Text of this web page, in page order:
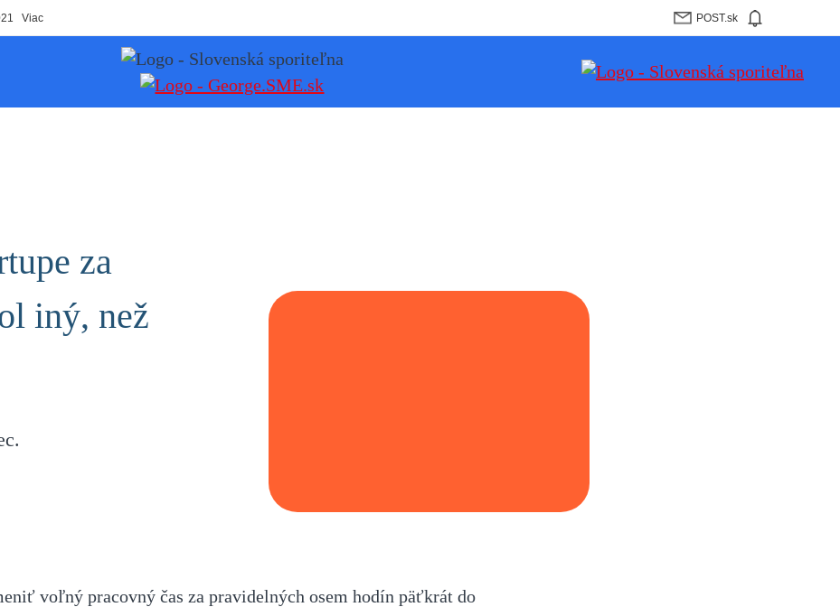
Viac POST.sk
za
iný, než
voľný pracovný čas za pravidelných osem hodín päťkrát do